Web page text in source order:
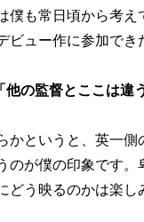
僕も常日頃から考
ビュー作に参加でき
の監督とここは違
かというと、英一
のが僕の印象です
どう映るのかは楽し